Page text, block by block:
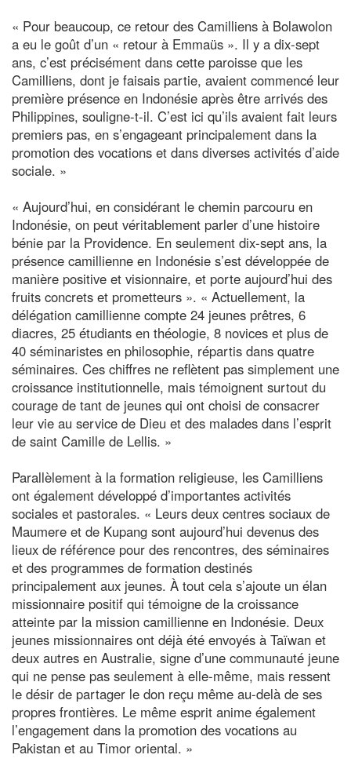
« Pour beaucoup, ce retour des Camilliens à Bolawolon
a eu le goût d’un « retour à Emmaüs ». Il y a dix-sept
ans, c’est précisément dans cette paroisse que les
Camilliens, dont je faisais partie, avaient commencé leur
première présence en Indonésie après être arrivés des
Philippines, souligne-t-il. C’est ici qu’ils avaient fait leurs
premiers pas, en s’engageant principalement dans la
promotion des vocations et dans diverses activités d’aide
sociale. »
« Aujourd’hui, en considérant le chemin parcouru en
Indonésie, on peut véritablement parler d’une histoire
bénie par la Providence. En seulement dix-sept ans, la
présence camillienne en Indonésie s’est développée de
manière positive et visionnaire, et porte aujourd’hui des
fruits concrets et prometteurs ». « Actuellement, la
délégation camillienne compte 24 jeunes prêtres, 6
diacres, 25 étudiants en théologie, 8 novices et plus de
40 séminaristes en philosophie, répartis dans quatre
séminaires. Ces chiffres ne reflètent pas simplement une
croissance institutionnelle, mais témoignent surtout du
courage de tant de jeunes qui ont choisi de consacrer
leur vie au service de Dieu et des malades dans l’esprit
de saint Camille de Lellis. »
Parallèlement à la formation religieuse, les Camilliens
ont également développé d’importantes activités
sociales et pastorales. « Leurs deux centres sociaux de
Maumere et de Kupang sont aujourd’hui devenus des
lieux de référence pour des rencontres, des séminaires
et des programmes de formation destinés
principalement aux jeunes. À tout cela s’ajoute un élan
missionnaire positif qui témoigne de la croissance
atteinte par la mission camillienne en Indonésie. Deux
jeunes missionnaires ont déjà été envoyés à Taïwan et
deux autres en Australie, signe d’une communauté jeune
qui ne pense pas seulement à elle-même, mais ressent
le désir de partager le don reçu même au-delà de ses
propres frontières. Le même esprit anime également
l’engagement dans la promotion des vocations au
Pakistan et au Timor oriental. »